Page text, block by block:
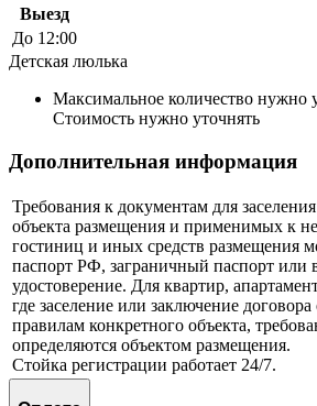
Выезд
До 12:00
Детская люлька
Максимальное количество нужно
Стоимость нужно уточнять
Дополнительная информация
Требования к документам для
объекта размещения и применимых к
гостиниц и иных средств размещения
паспорт РФ, заграничный паспорт или
удостоверение. Для квартир,
где заселение или заключение
правилам конкретного объекта,
определяются объектом размещения.
Стойка регистрации работает 24/7.